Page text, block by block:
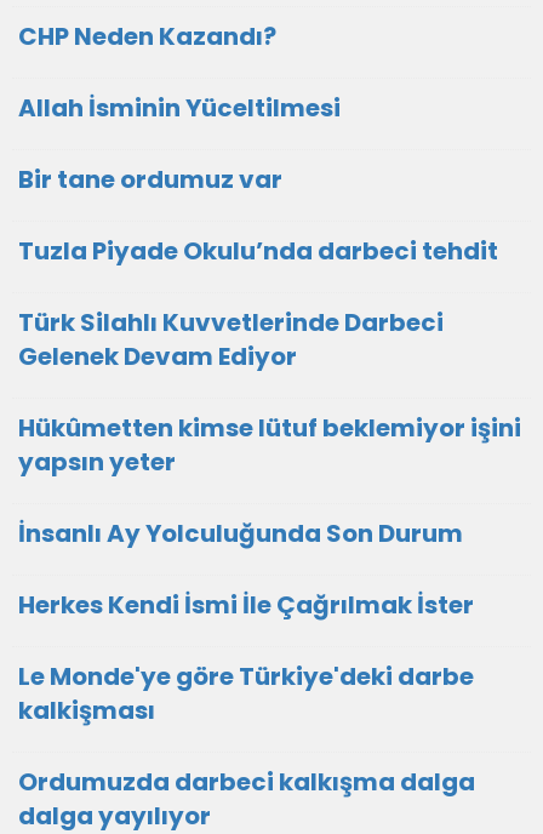
CHP Neden Kazandı?
Allah İsminin Yüceltilmesi
Bir tane ordumuz var
Tuzla Piyade Okulu’nda darbeci tehdit
Türk Silahlı Kuvvetlerinde Darbeci
Gelenek Devam Ediyor
Hükûmetten kimse lütuf beklemiyor işini
yapsın yeter
İnsanlı Ay Yolculuğunda Son Durum
Herkes Kendi İsmi İle Çağrılmak İster
Le Monde'ye göre Türkiye'deki darbe
kalkişması
Ordumuzda darbeci kalkışma dalga
dalga yayılıyor